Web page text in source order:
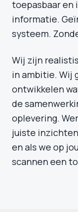
toepasbaar en
informatie.
systeem.
Wij zijn
in ambitie. Wij
ontwikkelen
de
oplevering.
juiste
en als we op
scannen een